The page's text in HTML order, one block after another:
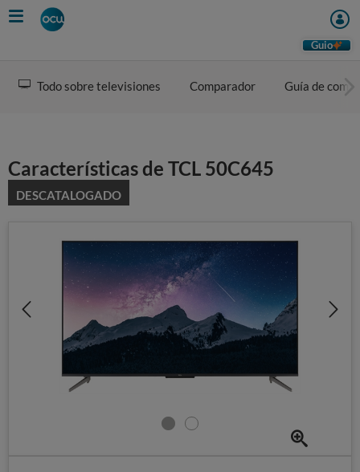
Skip
to
Guio
Todo sobre televisiones Comparador Guía de
Características de TCL 50C645
DESCATALOGADO